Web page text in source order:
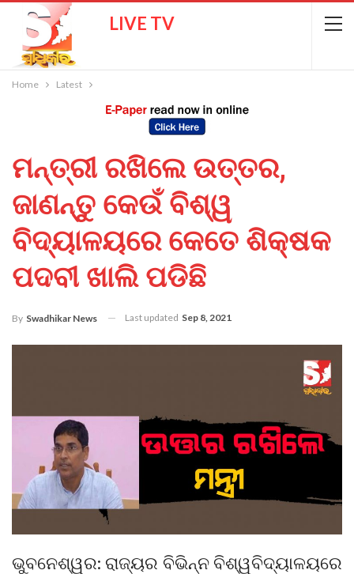
LIVE TV
Home Latest
ମନ୍ତ୍ରୀ ରଖିଲେ ଉତ୍ତର,
ଜାଣନ୍ତୁ କେଉଁ ବିଶ୍ୱ
ବିଦ୍ୟାଳୟରେ କେତେ ଶିକ୍ଷକ
ପଦବୀ ଖାଲି ପଡିଛି
By Swadhikar News Last updated Sep 8, 2021
ଭୁବନେଶ୍ୱର: ରାଜ୍ୟର ବିଭିନ୍ନ ବିଶ୍ୱବିଦ୍ୟାଳୟରେ